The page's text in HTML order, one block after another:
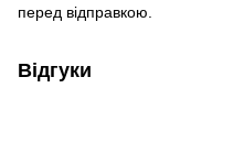
перед відправкою.
Відгуки